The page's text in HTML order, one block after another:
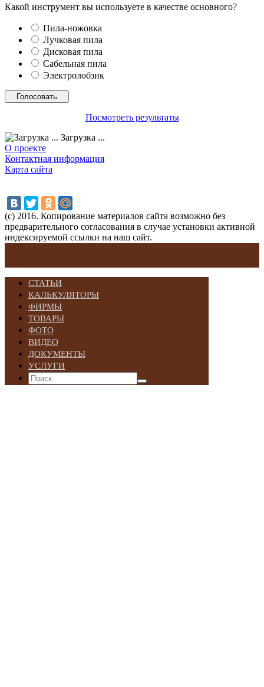
Какой инструмент вы используете в качестве основного?
Пила-ножовка
Лучковая пила
Дисковая пила
Сабельная пила
Электролобзик
Посмотреть результаты
Загрузка ...
О проекте
Контактная информация
Карта сайта
(с) 2016. Копирование материалов сайта возможно без
предварительного согласования в случае установки активной
индексируемой ссылки на наш сайт.
СТАТЬИ
КАЛЬКУЛЯТОРЫ
ФИРМЫ
ТОВАРЫ
ФОТО
ВИДЕО
ДОКУМЕНТЫ
УСЛУГИ